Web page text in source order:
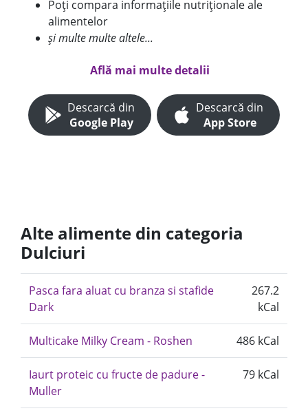
Poți compara informațiile nutriționale ale
alimentelor
și multe multe altele...
Află mai multe detalii
Descarcă din
Google Play
Descarcă din
App Store
Alte alimente din categoria
Dulciuri
Pasca fara aluat cu branza si stafide
Dark
267.2
kCal
Multicake Milky Cream - Roshen 486 kCal
Iaurt proteic cu fructe de padure -
Muller
79 kCal